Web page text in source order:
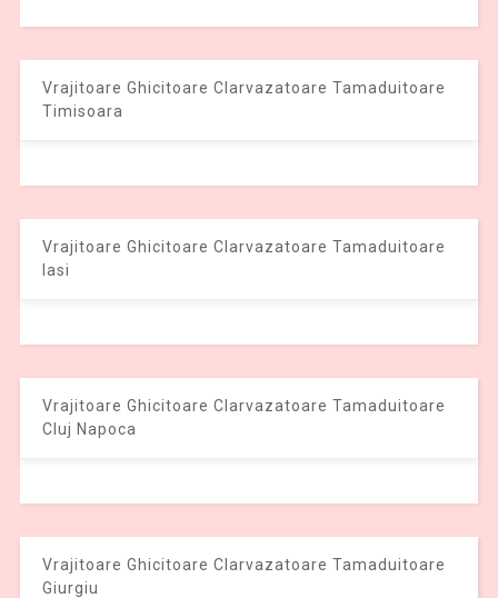
Vrajitoare Ghicitoare Clarvazatoare Tamaduitoare
Timisoara
Vrajitoare Ghicitoare Clarvazatoare Tamaduitoare
Iasi
Vrajitoare Ghicitoare Clarvazatoare Tamaduitoare
Cluj Napoca
Vrajitoare Ghicitoare Clarvazatoare Tamaduitoare
Giurgiu